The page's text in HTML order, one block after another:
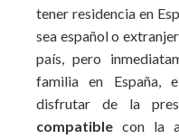
tener residencia en
sea español o
país, pero
familia en España,
disfrutar de la
compatible con la